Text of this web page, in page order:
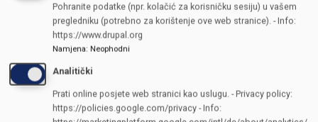
Pohranite podatke (npr. kolačić za korisničku sesiju) u vašem
pregledniku (potrebno za korištenje ove web stranice). - Info:
https://www.drupal.org
Namjena: Neophodni
Analitički
Prati online posjete web stranici kao uslugu. - Privacy policy:
https://policies.google.com/privacy - Info: